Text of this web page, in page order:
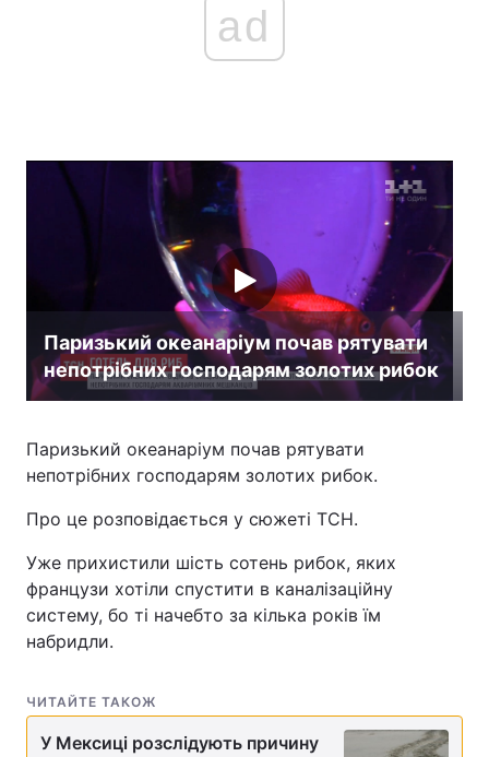
Україна
Наука
Лайт
Зброя Інциденти
Цікавинки Погода
Екологія Регіони
Лонгріди
Відео з Youtube Статті
Архів Вакансії
ad
Паризький океанаріум почав рятувати
непотрібних господарям золотих рибок
Паризький океанаріум почав рятувати
непотрібних господарям золотих рибок.
Про це розповідається у сюжеті ТСН.
Уже прихистили шість сотень рибок, яких
французи хотіли спустити в каналізаційну
систему, бо ті начебто за кілька років їм
набридли.
ЧИТАЙТЕ ТАКОЖ
У Мексиці розслідують причину